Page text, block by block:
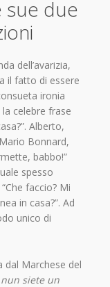
sue due
dell’avarizia,
il fatto di essere
ironia
celebre frase
Alberto,
Bonnard,
babbo!”
spesso
faccio? Mi
in casa?”. Ad
unico di
dal Marchese del
nun siete un